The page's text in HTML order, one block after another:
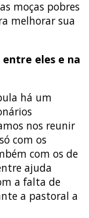
moças pobres
melhorar sua
entre eles e na
há um
nos reunir
com os
com os de
ajuda
a falta de
a pastoral a